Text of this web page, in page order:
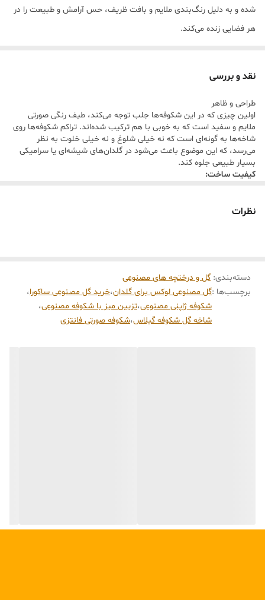
شده و به دلیل رنگ‌بندی ملایم و بافت ظریف، حس آرامش و طبیعت را در
هر فضایی زنده می‌کند.
فصول سال حفظ می‌کند.
کاربرد:مناسب برای تزیین میز ناهارخوری، کنسول، دکوراسیون پذیرایی،
ویترین فروشگاه‌ها و استودیوهای عکاسی.
ویژگی خاص:گلبرگ‌های ساخته شده از پارچه باکیفیت با لبه‌های ظریف
و شاخه‌های منعطف برای فرم‌دهی دلخواه.
نقد و بررسی
طراحی و ظاهر
اولین چیزی که در این شکوفه‌ها جلب توجه می‌کند، طیف رنگی صورتی
ملایم و سفید است که به خوبی با هم ترکیب شده‌اند. تراکم شکوفه‌ها روی
شاخه‌ها به گونه‌ای است که نه خیلی شلوغ و نه خیلی خلوت به نظر
می‌رسد، که این موضوع باعث می‌شود در گلدان‌های شیشه‌ای یا سرامیکی
بسیار طبیعی جلوه کند.
کیفیت ساخت:
اجازه می‌دهد آن‌ها را به راحتی خم کرده و به فرم دلخواه در گلدان‌های کوتاه
نظرات
دسته‌بندی: گل و درختچه های مصنوعی
برچسب‌ها :گل مصنوعی لوکس برای گلدان،خرید گل مصنوعی ساکورا،
شکوفه ژاپنی مصنوعی،تزیین میز با شکوفه مصنوعی،
شاخه گل شکوفه گیلاس،شکوفه صورتی فانتزی